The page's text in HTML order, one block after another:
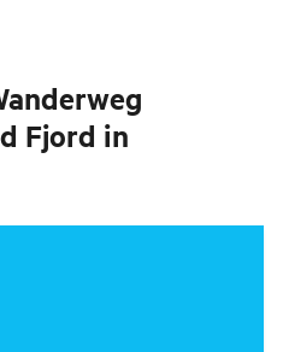
Fjord in